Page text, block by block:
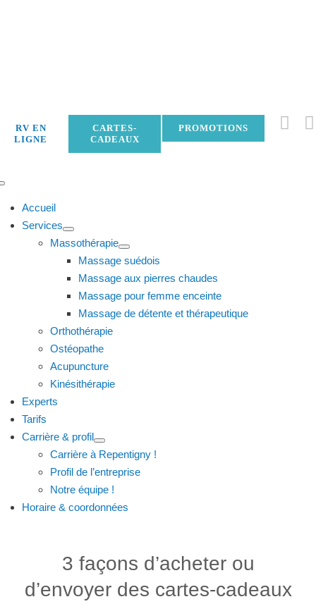
RV EN
LIGNE
CARTES-
CADEAUX
PROMOTIONS
Accueil
Services
Massothérapie
Massage suédois
Massage aux pierres chaudes
Massage pour femme enceinte
Massage de détente et thérapeutique
Orthothérapie
Ostéopathe
Acupuncture
Kinésithérapie
Experts
Tarifs
Carrière & profil
Carrière à Repentigny !
Profil de l’entreprise
Notre équipe !
Horaire & coordonnées
3 façons d’acheter ou
d’envoyer des cartes-cadeaux